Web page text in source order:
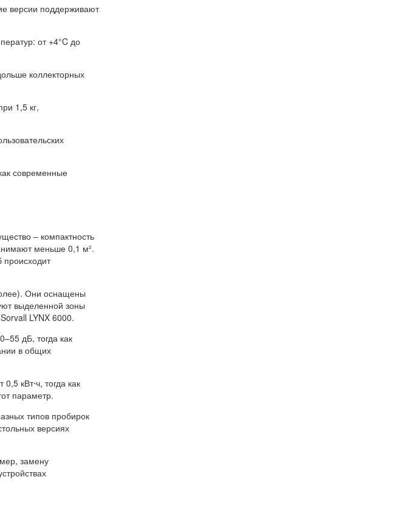
версии поддерживают
от +4°C до
коллекторных
1,5 кг,
современные
– компактность
меньше 0,1 м².
происходит
Они оснащены
выделенной зоны
LYNX 6000.
дБ, тогда как
в общих
кВт⋅ч, тогда как
параметр.
типов пробирок
версиях
замену